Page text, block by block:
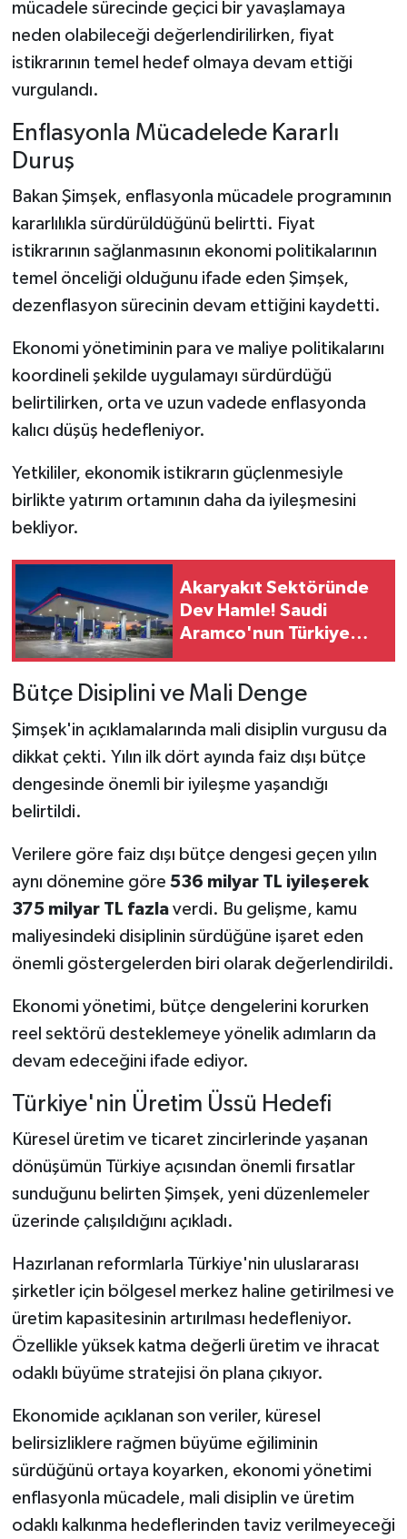
mücadele sürecinde geçici bir yavaşlamaya
neden olabileceği değerlendirilirken, fiyat
istikrarının temel hedef olmaya devam ettiği
vurgulandı.
Enflasyonla Mücadelede Kararlı
Duruş
Bakan Şimşek, enflasyonla mücadele programının
kararlılıkla sürdürüldüğünü belirtti. Fiyat
istikrarının sağlanmasının ekonomi politikalarının
temel önceliği olduğunu ifade eden Şimşek,
dezenflasyon sürecinin devam ettiğini kaydetti.
Ekonomi yönetiminin para ve maliye politikalarını
koordineli şekilde uygulamayı sürdürdüğü
belirtilirken, orta ve uzun vadede enflasyonda
kalıcı düşüş hedefleniyor.
Yetkililer, ekonomik istikrarın güçlenmesiyle
birlikte yatırım ortamının daha da iyileşmesini
bekliyor.
Akaryakıt Sektöründe
Dev Hamle! Saudi
Aramco'nun Türkiye
Bütçe Disiplini ve Mali Denge
Şimşek'in açıklamalarında mali disiplin vurgusu da
dikkat çekti. Yılın ilk dört ayında faiz dışı bütçe
dengesinde önemli bir iyileşme yaşandığı
belirtildi.
Verilere göre faiz dışı bütçe dengesi geçen yılın
aynı dönemine göre 536 milyar TL iyileşerek
375 milyar TL fazlaverdi. Bu gelişme, kamu
maliyesindeki disiplinin sürdüğüne işaret eden
önemli göstergelerden biri olarak değerlendirildi.
Ekonomi yönetimi, bütçe dengelerini korurken
reel sektörü desteklemeye yönelik adımların da
devam edeceğini ifade ediyor.
Türkiye'nin Üretim Üssü Hedefi
Küresel üretim ve ticaret zincirlerinde yaşanan
dönüşümün Türkiye açısından önemli fırsatlar
sunduğunu belirten Şimşek, yeni düzenlemeler
üzerinde çalışıldığını açıkladı.
Hazırlanan reformlarla Türkiye'nin uluslararası
şirketler için bölgesel merkez haline getirilmesi ve
üretim kapasitesinin artırılması hedefleniyor.
Özellikle yüksek katma değerli üretim ve ihracat
odaklı büyüme stratejisi ön plana çıkıyor.
Ekonomide açıklanan son veriler, küresel
belirsizliklere rağmen büyüme eğiliminin
sürdüğünü ortaya koyarken, ekonomi yönetimi
enflasyonla mücadele, mali disiplin ve üretim
odaklı kalkınma hedeflerinden taviz verilmeyeceği